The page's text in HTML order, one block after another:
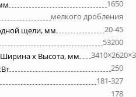
1650
мелкого дробления
щели, мм
20-45
53200
х Высота, мм
250
181-327
178